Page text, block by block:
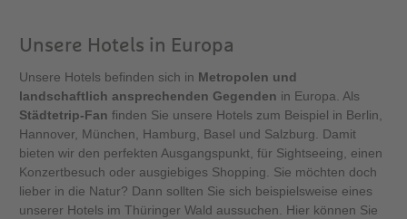
Unsere Hotels in Europa
Unsere Hotels befinden sich in Metropolen und
landschaftlich ansprechenden Gegenden in Europa. Als
Städtetrip-Fan finden Sie unsere Hotels zum Beispiel in Berlin,
Hannover, München, Hamburg, Basel und Salzburg. Damit
bieten wir den perfekten Ausgangspunkt, für Sightseeing, einen
Konzertbesuch oder ausgiebiges Shopping. Sie möchten doch
lieber in die Natur? Dann sollten Sie sich beispielsweise eines
unserer Hotels im Thüringer Wald aussuchen. Hier können Sie